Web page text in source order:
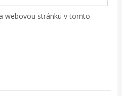
webovou stránku v tomto